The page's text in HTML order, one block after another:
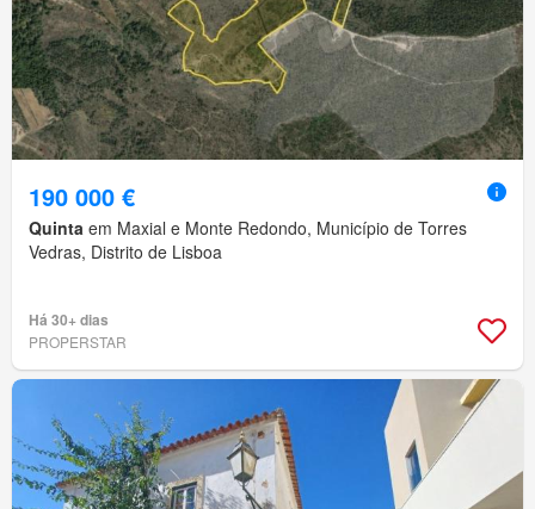
190 000 €
Quinta em Maxial e Monte Redondo, Município de Torres
Vedras, Distrito de Lisboa
Há 30+ dias
PROPERSTAR